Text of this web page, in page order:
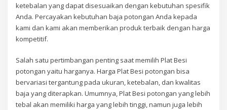
ketebalan yang dapat disesuaikan dengan kebutuhan spesifik
Anda. Percayakan kebutuhan baja potongan Anda kepada
kami dan kami akan memberikan produk terbaik dengan harga
kompetitif.
Salah satu pertimbangan penting saat memilih Plat Besi
potongan yaitu harganya. Harga Plat Besi potongan bisa
bervariasi tergantung pada ukuran, ketebalan, dan kwalitas
baja yang diterapkan. Umumnya, Plat Besi potongan yang lebih
tebal akan memiliki harga yang lebih tinggi, namun juga lebih